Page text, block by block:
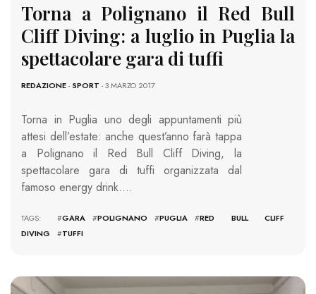
Torna a Polignano il Red Bull
Cliff Diving: a luglio in Puglia la
spettacolare gara di tuffi
REDAZIONE-SPORT - 3 MARZO 2017
Torna in Puglia uno degli appuntamenti più
attesi dell’estate: anche quest’anno farà tappa
a Polignano il Red Bull Cliff Diving, la
spettacolare gara di tuffi organizzata dal
famoso energy drink….
TAGS: #GARA #POLIGNANO #PUGLIA #RED BULL CLIFF
DIVING
#TUFFI